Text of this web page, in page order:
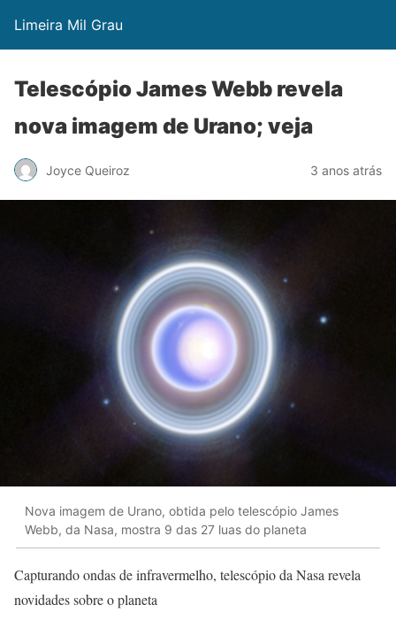
Limeira Mil Grau
Telescópio James Webb revela
nova imagem de Urano; veja
Joyce Queiroz 3 anos atrás
Nova imagem de Urano, obtida pelo telescópio James
Webb, da Nasa, mostra 9 das 27 luas do planeta
Capturando ondas de infravermelho, telescópio da Nasa revela
novidades sobre o planeta